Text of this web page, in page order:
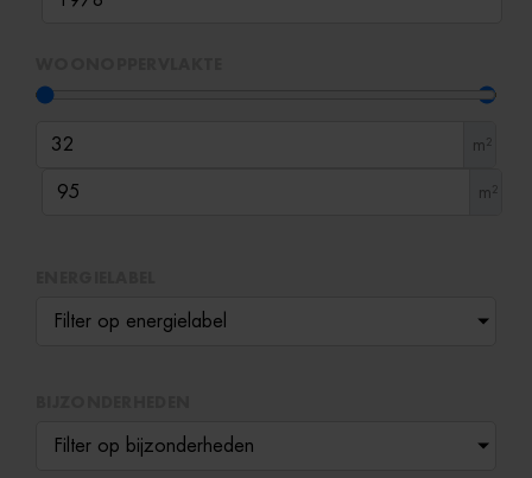
m²
m²
Filter op energielabel
Filter op bijzonderheden